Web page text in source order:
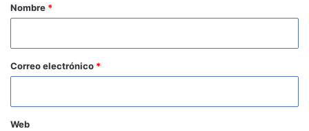
r
o
*
Nombre *
Correo electrónico *
Web